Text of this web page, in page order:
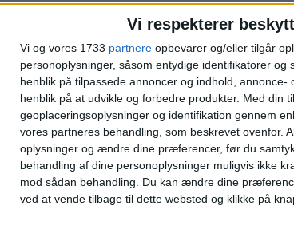
Vi respekterer
Vi og vores 1733 partnere opbevarer og/eller tilgår
personoplysninger, såsom entydige identifikatorer
henblik på tilpassede annoncer og indhold,
henblik på at udvikle og forbedre produkter. Med din
geoplaceringsoplysninger og identifikation gennem
vores partneres behandling, som beskrevet ovenfor.
oplysninger og ændre dine præferencer, før du
behandling af dine personoplysninger muligvis ikke
mod sådan behandling.
Du kan ændre dine
ved at vende tilbage til dette websted og klikke på
du opleve total solformørkelse
er stadig verdens travleste lufthavn